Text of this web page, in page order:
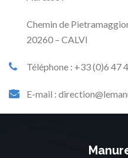
Chemin de
20260 – CALVI
Téléphone : +33 (0)6 47
E-mail :